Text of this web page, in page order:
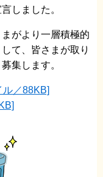
しました。
がより一層積極的
て、皆さまが取り
集します。
ル／88KB]